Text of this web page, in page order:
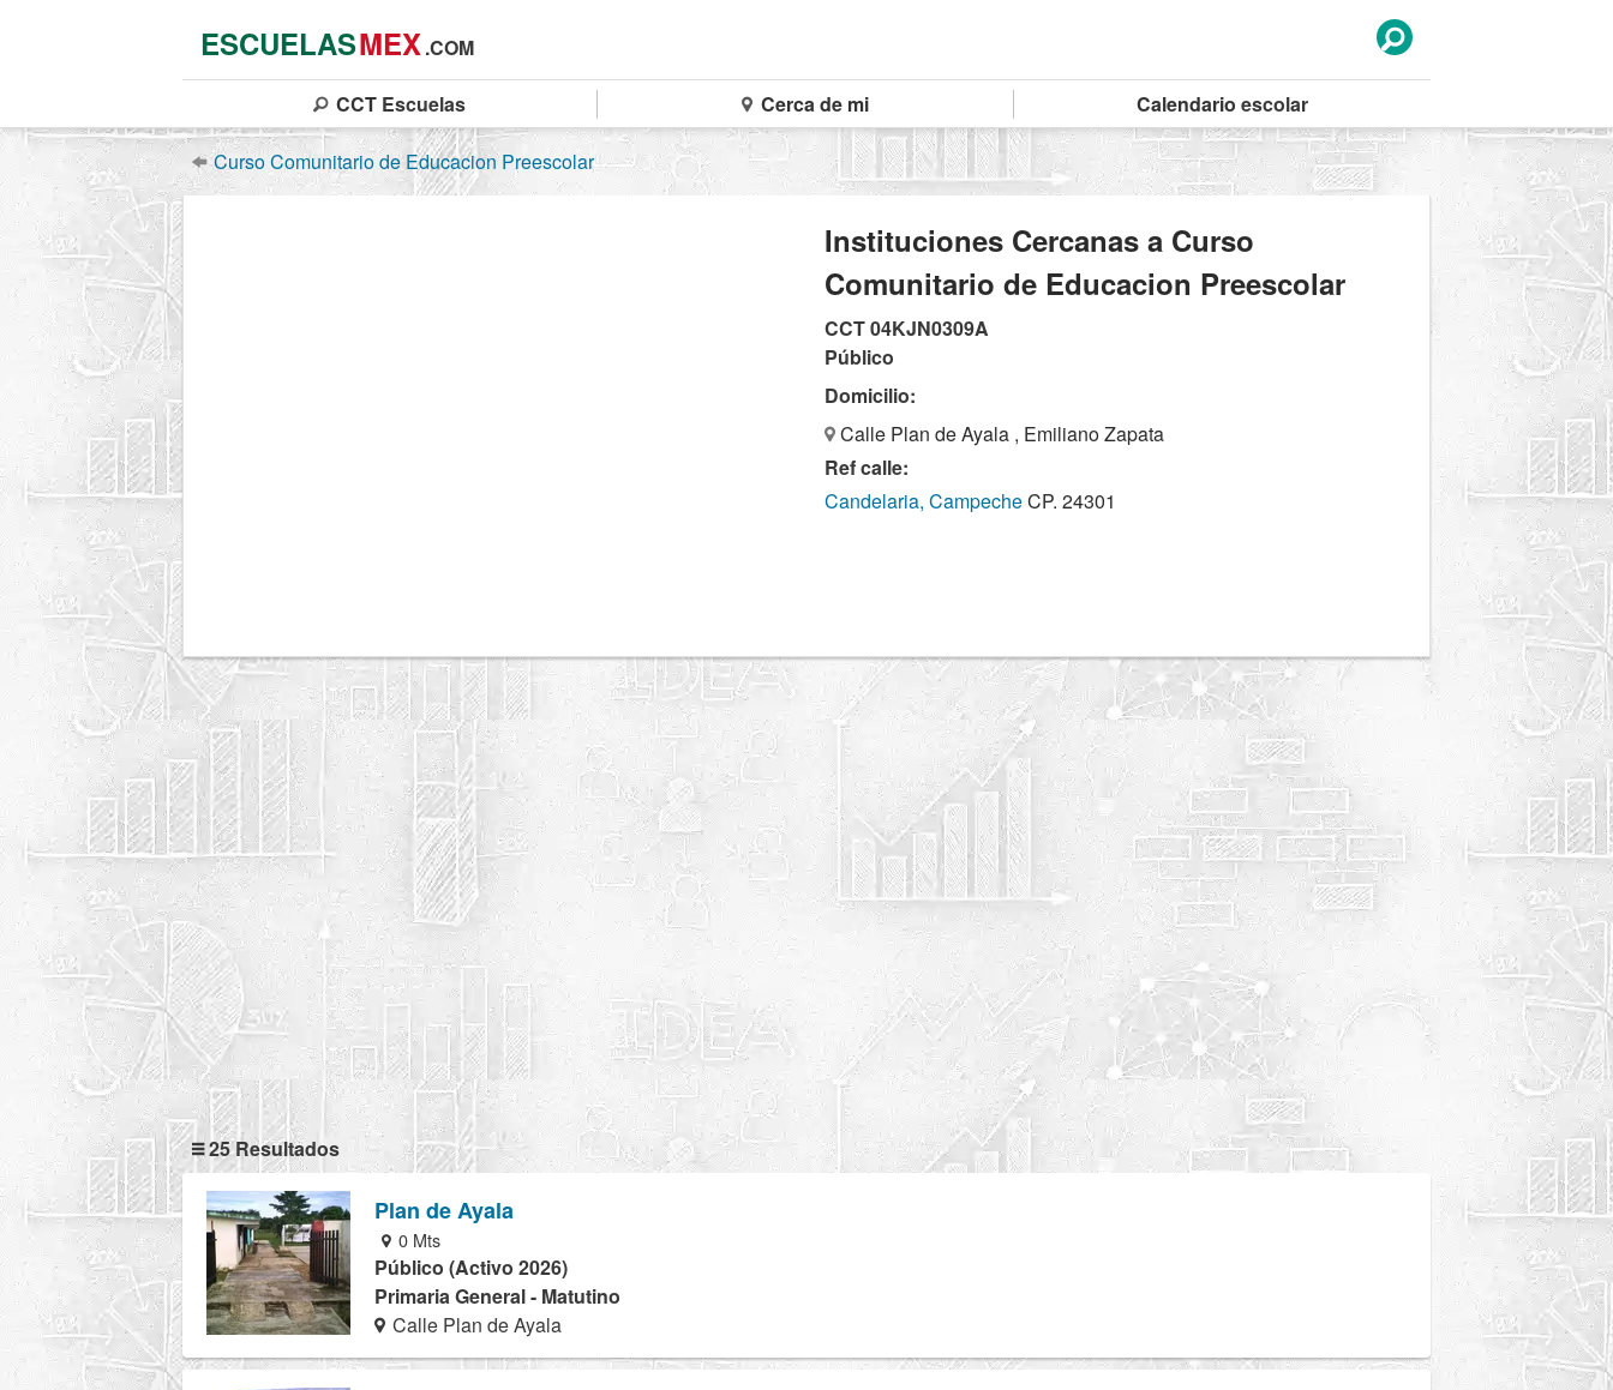
ESCUELASMEX.COM
CCT Escuelas Cerca de mi Calendario escolar
Curso Comunitario de Educacion Preescolar
Instituciones Cercanas a Curso
Comunitario de Educacion Preescolar
CCT 04KJN0309A
Público
Domicilio:
Calle Plan de Ayala , Emiliano Zapata
Ref calle:
Candelaria, CampecheCP. 24301
25 Resultados
Plan de Ayala
0 Mts
Público (Activo 2026)
Primaria General - Matutino
Calle Plan de Ayala